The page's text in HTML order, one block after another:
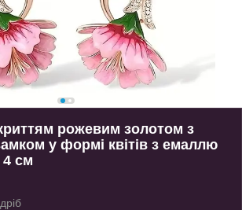
рожевим золотом з
у формі квітів з емаллю
4 см